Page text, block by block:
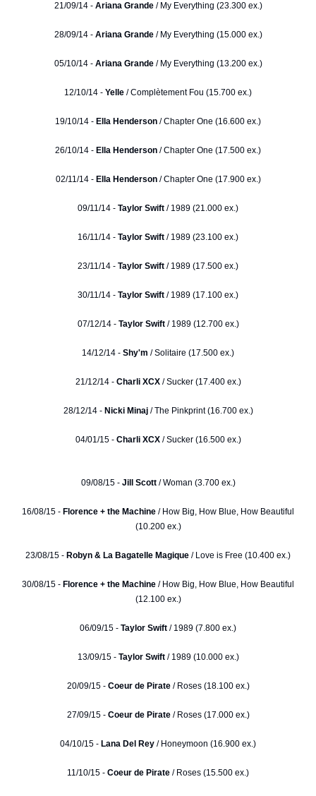
21/09/14 - Ariana Grande/ My Everything (23.300 ex.)
28/09/14 - Ariana Grande/ My Everything (15.000 ex.)
05/10/14 -Ariana Grande/ My Everything (13.200 ex.)
12/10/14 - Yelle / Complètement Fou (15.700 ex.)
19/10/14 - Ella Henderson / Chapter One (16.600 ex.)
26/10/14 - Ella Henderson / Chapter One (17.500 ex.)
02/11/14 - Ella Henderson/ Chapter One (17.900 ex.)
09/11/14 - Taylor Swift / 1989 (21.000 ex.)
16/11/14 - Taylor Swift / 1989 (23.100 ex.)
23/11/14 - Taylor Swift / 1989 (17.500 ex.)
30/11/14 - Taylor Swift / 1989 (17.100 ex.)
07/12/14 - Taylor Swift/ 1989 (12.700 ex.)
14/12/14 - Shy'm / Solitaire (17.500 ex.)
21/12/14 - Charli XCX/ Sucker (17.400 ex.)
28/12/14 -Nicki Minaj/ The Pinkprint (16.700 ex.)
04/01/15 - Charli XCX/ Sucker (16.500 ex.)
09/08/15 - Jill Scott / Woman (3.700 ex.)
16/08/15 - Florence + the Machine / How Big, How Blue, How Beautiful
(10.200 ex.)
23/08/15 - Robyn & La Bagatelle Magique / Love is Free (10.400 ex.)
30/08/15 - Florence + the Machine / How Big, How Blue, How Beautiful
(12.100 ex.)
06/09/15 - Taylor Swift / 1989 (7.800 ex.)
13/09/15 - Taylor Swift / 1989 (10.000 ex.)
20/09/15 - Coeur de Pirate/ Roses (18.100 ex.)
27/09/15 - Coeur de Pirate/ Roses (17.000 ex.)
04/10/15 - Lana Del Rey / Honeymoon (16.900 ex.)
11/10/15 - Coeur de Pirate / Roses (15.500 ex.)